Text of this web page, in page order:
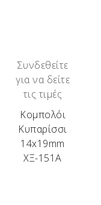
Αγριελιά –
Βίδι –
Κυπαρίσσι.
Συνδεθείτε
για να δείτε
τις τιμές
Κομπολόι
Κυπαρίσσι
14x19mm
ΧΞ-151Α